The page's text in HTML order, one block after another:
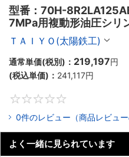
型番：70H-
7MPa用複動形油圧シリ
ＴＡＩＹＯ(太陽鉄工)
通常単価(税別)： 219,197円
(税込単価)： 241,117円
0件のレビュー（商品レビュー
よく一緒に見られています